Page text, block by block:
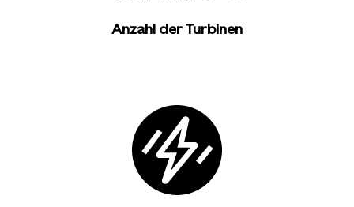
Anzahl der Turbinen